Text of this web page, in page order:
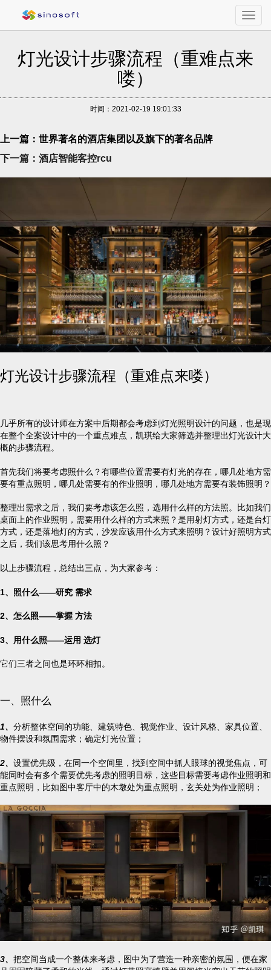
灯光设计步骤流程（重难点来
喽）
时间：2021-02-19 19:01:33
上一篇：世界著名的酒店集团以及旗下的著名品牌
下一篇：酒店智能客控rcu
灯光设计步骤流程（重难点来喽）
几乎所有的设计师在方案中后期都会考虑到灯光照明设计的问题，也是现
在整个全案设计中的一个重点难点，凯琪给大家筛选并整理出灯光设计大
概的步骤流程。
首先我们将要考虑照什么？有哪些位置需要有灯光的存在，哪几处地方需
要有重点照明，哪几处需要有的作业照明，哪几处地方需要有装饰照明？
整理出需求之后，我们要考虑该怎么照，选用什么样的方法照。比如我们
桌面上的作业照明，需要用什么样的方式来照？是用射灯方式，还是台灯
方式，还是落地灯的方式，沙发应该用什么方式来照明？设计好照明方式
之后，我们该思考用什么照？
以上步骤流程，总结出三点，为大家参考：
1、照什么——研究 需求
2、怎么照——掌握 方法
3、用什么照——运用 选灯
它们三者之间也是环环相扣。
一、照什么
1、 分析整体空间的功能、建筑特色、视觉作业、设计风格、家具位置、
物件摆设和氛围需求；确定灯光位置；
2、 设置优先级，在同一个空间里，找到空间中抓人眼球的视觉焦点，可
能同时会有多个需要优先考虑的照明目标，这些目标需要考虑作业照明和
重点照明，比如图中客厅中的木墩处为重点照明，玄关处为作业照明；
3、 把空间当成一个整体来考虑，图中为了营造一种亲密的氛围，便在家